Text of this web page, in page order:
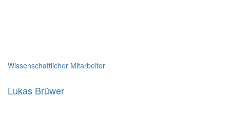
Wissenschaftlicher Mitarbeiter
Lukas Brüwer